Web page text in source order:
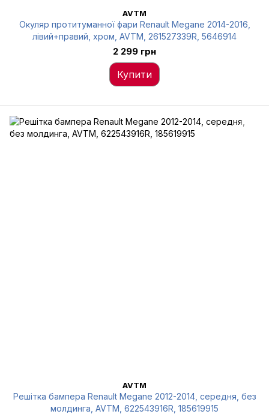
AVTM
Окуляр протитуманної фари Renault Megane 2014-2016,
лівий+правий, хром, AVTM, 261527339R, 5646914
2 299 грн
Купити
AVTM
Решітка бампера Renault Megane 2012-2014, середня, без
молдинга, AVTM, 622543916R, 185619915